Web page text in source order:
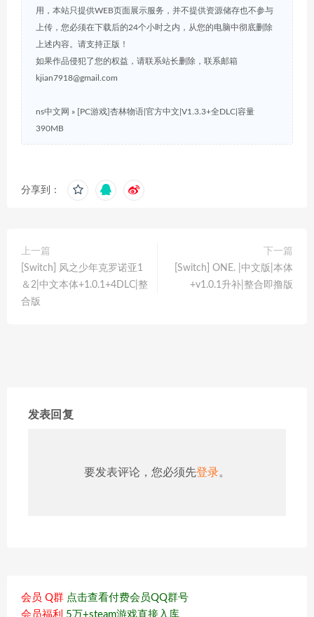
用，本站只提供WEB页面展示服务，并不提供资源储存也不参与
上传，您必须在下载后的24个小时之内，从您的电脑中彻底删除
上述内容。请支持正版！
如果作品侵犯了您的权益，请联系站长删除，联系邮箱
kjian7918@gmail.com
ns中文网 »
[PC游戏]杏林物语|官方中文|V1.3.3+全DLC|容量
390MB
分享到：
上一篇
[Switch] 风之少年克罗诺亚1
＆2|中文本体+1.0.1+4DLC|整
合版
下一篇
[Switch] ONE. |中文版|本体
+v1.0.1升补|整合即撸版
发表回复
要发表评论，您必须先登录。
会员 Q群 点击查看付费会员QQ群号
会员福利 5万+steam游戏直接入库